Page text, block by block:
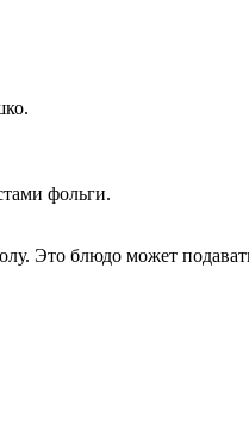
фольги.
Это блюдо может